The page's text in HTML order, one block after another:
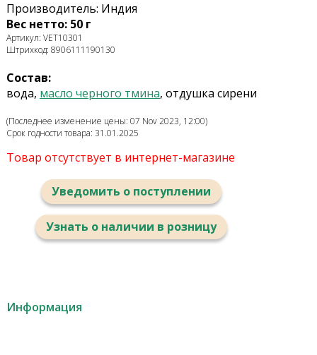
Производитель: Индия
Вес нетто: 50 г
Артикул: VET10301
Штрихкод: 8906111190130
Состав:
вода, масло черного тмина, отдушка сирени
(Последнее изменение цены: 07 Nov 2023, 12:00)
Срок годности товара: 31.01.2025
Товар отсутствует в интернет-магазине
Уведомить о поступлении
Узнать о наличии в розницу
Информация